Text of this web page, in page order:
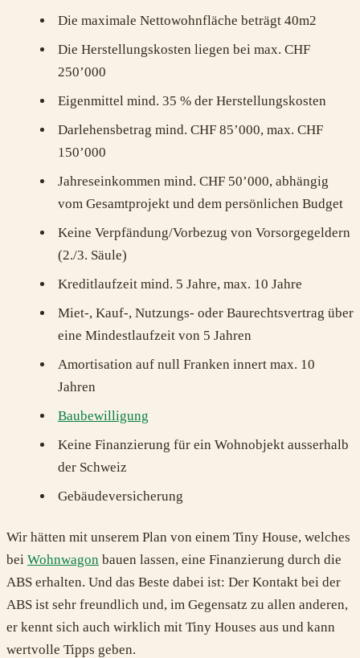
Die maximale Nettowohnfläche beträgt 40m2
Die Herstellungskosten liegen bei max. CHF
250’000
Eigenmittel mind. 35 % der Herstellungskosten
Darlehensbetrag mind. CHF 85’000, max. CHF
150’000
Jahreseinkommen mind. CHF 50’000, abhängig
vom Gesamtprojekt und dem persönlichen Budget
Keine Verpfändung/Vorbezug von Vorsorgegeldern
(2./3. Säule)
Kreditlaufzeit mind. 5 Jahre, max. 10 Jahre
Miet-, Kauf-, Nutzungs- oder Baurechtsvertrag über
eine Mindestlaufzeit von 5 Jahren
Amortisation auf null Franken innert max. 10
Jahren
Baubewilligung
Keine Finanzierung für ein Wohnobjekt ausserhalb
der Schweiz
Gebäudeversicherung
Wir hätten mit unserem Plan von einem Tiny House, welches
bei Wohnwagon bauen lassen, eine Finanzierung durch die
ABS erhalten. Und das Beste dabei ist: Der Kontakt bei der
ABS ist sehr freundlich und, im Gegensatz zu allen anderen,
er kennt sich auch wirklich mit Tiny Houses aus und kann
wertvolle Tipps geben.